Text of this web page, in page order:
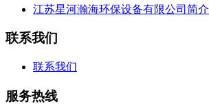
江苏星河瀚海环保设备有限公司简介
联系我们
联系我们
服务热线